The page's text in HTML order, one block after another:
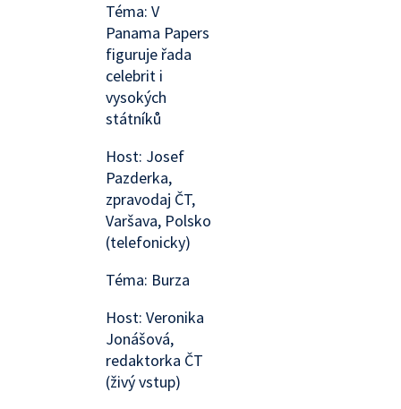
Téma: V
Panama Papers
figuruje řada
celebrit i
vysokých
státníků
Host: Josef
Pazderka,
zpravodaj ČT,
Varšava, Polsko
(telefonicky)
Téma: Burza
Host: Veronika
Jonášová,
redaktorka ČT
(živý vstup)